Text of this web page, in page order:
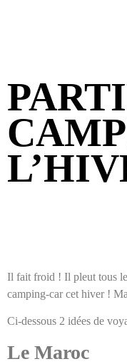
Il fait froid ! Il pleut tous
camping-car cet hiver !
Ci-dessous 2 idées de
Le Maroc